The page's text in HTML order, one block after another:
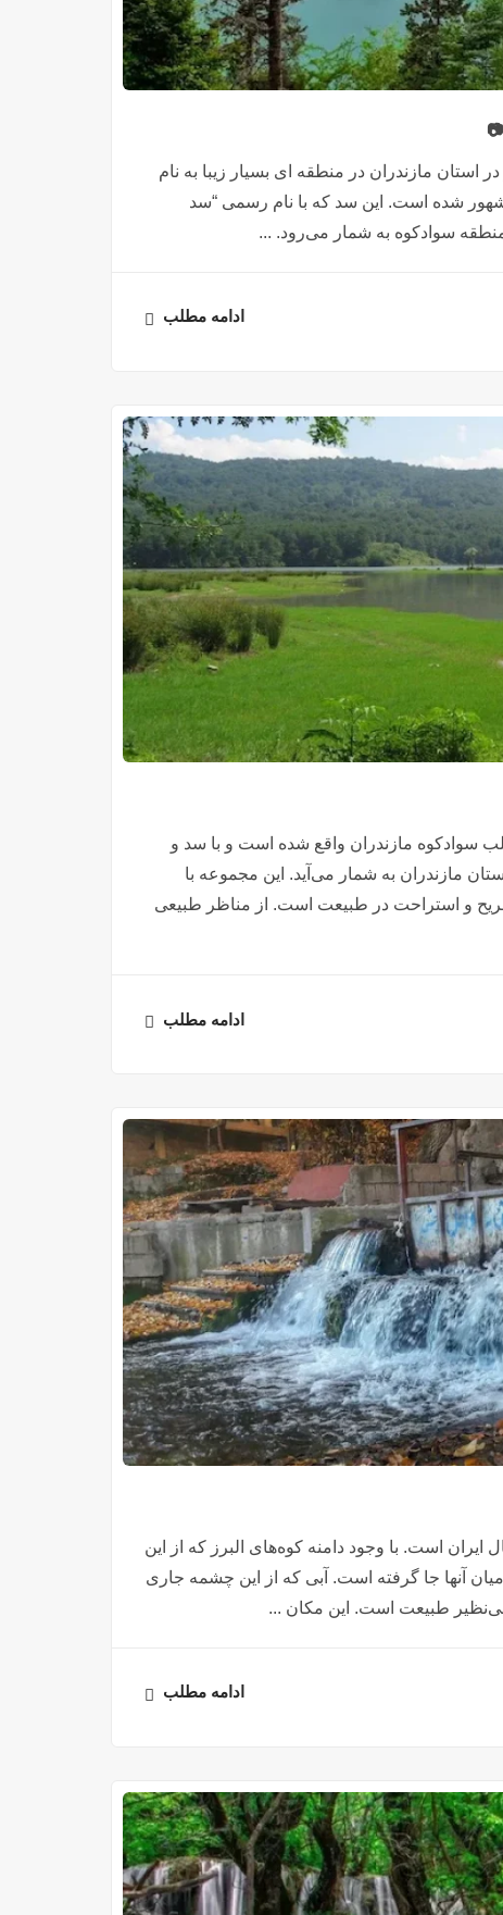
و در ۶۷ کیلومتری بابلسر در استان مازندران در منطقه ای بسیار زیبا به نام
شده است. این سد که با نام رسمی “سد
سوادکوه به شمار می‌رود. ...
ادامه مطلب
باشد، در قلب سوادکوه مازندران واقع شده است و با سد و
مازندران به شمار می‌آید. این مجموعه با
و استراحت در طبیعت است. از مناظر طبیعی
ادامه مطلب
است. با وجود دامنه کوه‌های البرز که از این
آنها جا گرفته است. آبی که از این چشمه جاری
طبیعت است. این مکان ...
ادامه مطلب